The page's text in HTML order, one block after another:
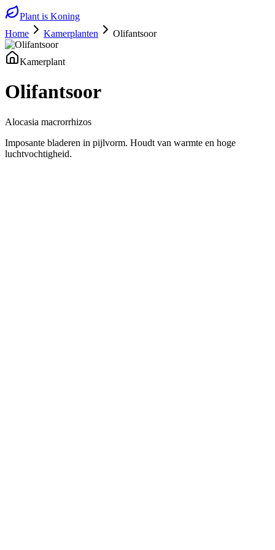
Plant is Koning
Home
Kamerplanten Olifantsoor
Kamerplant
Olifantsoor
Alocasia macrorrhizos
Imposante bladeren in pijlvorm. Houdt van warmte en hoge
luchtvochtigheid.